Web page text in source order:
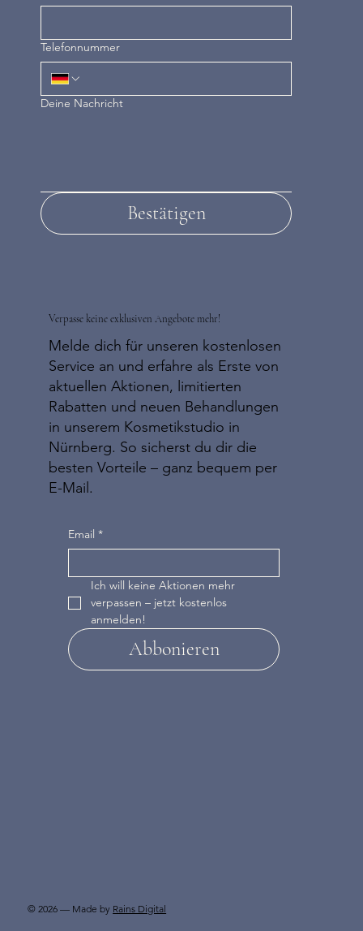
Telefonnummer
Deine Nachricht
Bestätigen
Verpasse keine exklusiven Angebote mehr!
Melde dich für unseren kostenlosen
Service an und erfahre als Erste von
aktuellen Aktionen, limitierten
Rabatten und neuen Behandlungen
in unserem Kosmetikstudio in
Nürnberg. So sicherst du dir die
besten Vorteile – ganz bequem per
E-Mail.
Email *
Ich will keine Aktionen mehr
verpassen – jetzt kostenlos
anmelden!
Abbonieren
© 2026 — Made by Rains Digital